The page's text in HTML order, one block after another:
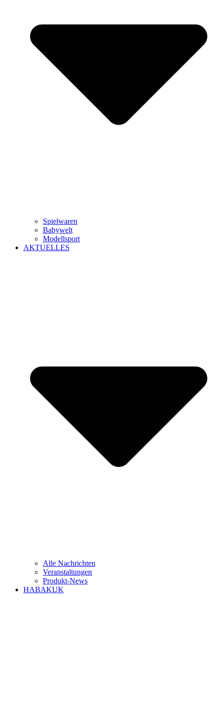
Spielwaren
Babywelt
Modellsport
AKTUELLES
Alle Nachrichten
Veranstaltungen
Produkt-News
HABAKUK